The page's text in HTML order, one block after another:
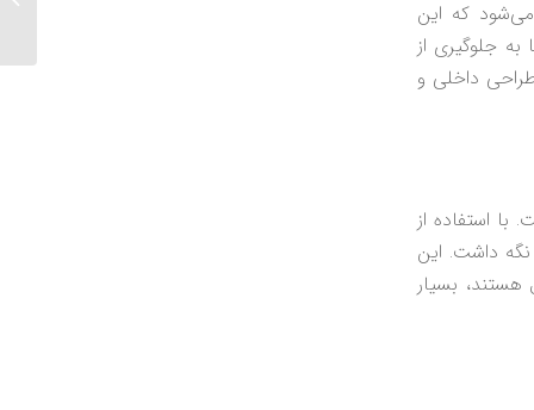
می‌شود که این
جلوگیری از
داخلی و
استفاده از
داشت. این
هستند، بسیار